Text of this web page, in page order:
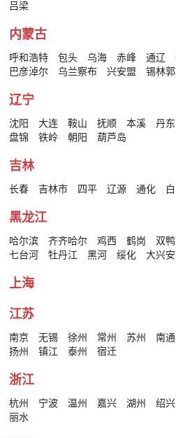
吕梁
内蒙古
呼和浩特 包头 乌海 赤峰 通辽
巴彦淖尔
乌兰察布 兴安盟 锡林
辽宁
沈阳 大连 鞍山 抚顺 本溪 丹东
盘锦
铁岭 朝阳 葫芦岛
吉林
长春 吉林市 四平 辽源 通化
黑龙江
哈尔滨 齐齐哈尔 鸡西 鹤岗 双
七台河
牡丹江 黑河 绥化 大兴
上海
江苏
南京 无锡 徐州 常州 苏州 南通
扬州
镇江 泰州 宿迁
浙江
杭州 宁波 温州 嘉兴 湖州 绍兴
丽水